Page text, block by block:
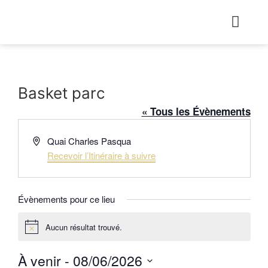
Basket parc
« Tous les Évènements
Adresse
Quai Charles Pasqua
Recevoir l’Itinéraire à suivre
Évènements pour ce lieu
NoticeAucun résultat trouvé.
À venir - 08/06/2026